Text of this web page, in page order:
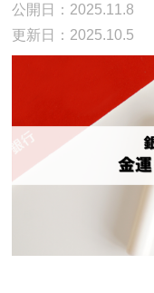
公開日：2025.11.8
更新日：2025.10.5